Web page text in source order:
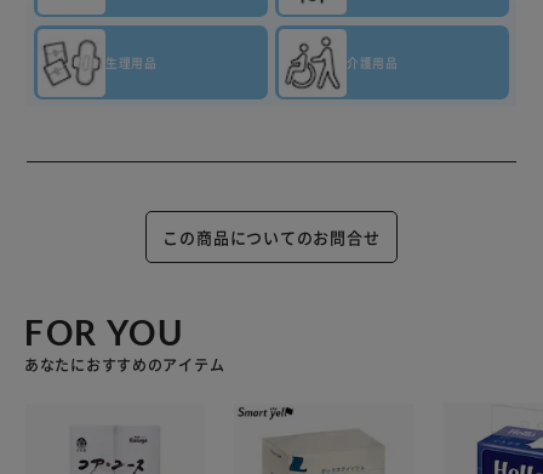
生理用品 介護用品
この商品についてのお問合せ
FOR YOU
あなたにおすすめのアイテム